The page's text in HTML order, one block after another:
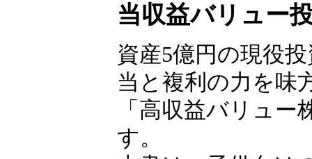
当収益バリュー
資産5億円の現役
当と複利の力を味
「高収益バリュ
す。